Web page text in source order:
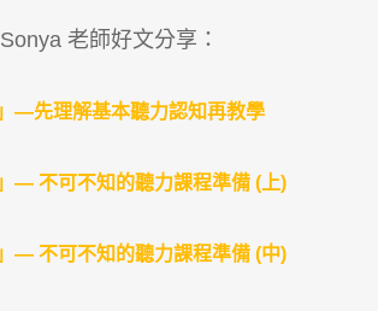
老師好文分享：
—先理解基本聽力認知再教學
— 不可不知的聽力課程準備 (上)
— 不可不知的聽力課程準備 (中)